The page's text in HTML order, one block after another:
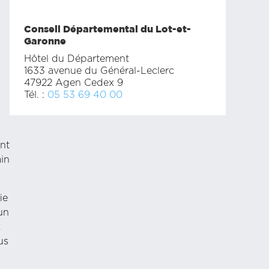
Conseil Départemental du Lot-et-
Garonne
Hôtel du Département
1633 avenue du Général-Leclerc
47922 Agen Cedex 9
Tél. : 05 53 69 40 00